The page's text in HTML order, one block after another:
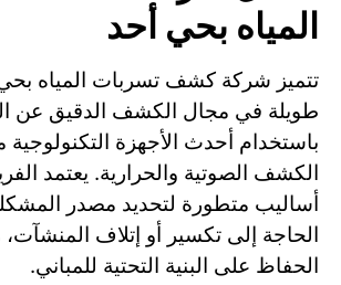
المياه بحي أحد
تتميز شركة كشف تسربات المياه
طويلة في مجال الكشف الدقيق عن
باستخدام أحدث الأجهزة التكنولوجية
الكشف الصوتية والحرارية. يعتمد
أساليب متطورة لتحديد مصدر
الحاجة إلى تكسير أو إتلاف
الحفاظ على البنية التحتية للمباني.